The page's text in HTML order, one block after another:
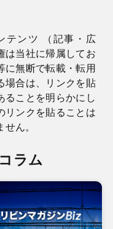
テンツ （記事・広
は当社に帰属してお
に無断で転載・転用
場合は、リンクを貼
ることを明らかにし
リンクを貼ることは
ん。
ラム